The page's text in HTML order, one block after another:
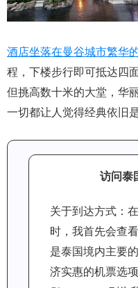
酒店坐落在曼谷城市繁华
程，下楼步行即可抵达四
但挑高数十米的大堂，华
一切都让人觉得经典依旧是
访问泰
关于到达方式：
时，我首先会查看
是泰国境内主要
济实惠的机票选项